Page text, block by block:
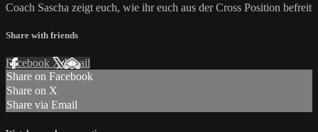
Coach Sascha zeigt euch, wie ihr euch aus der Cross Position befreit
Share with friends
Facebook XEmail
Share on Facebook
Share on X
Share via Email